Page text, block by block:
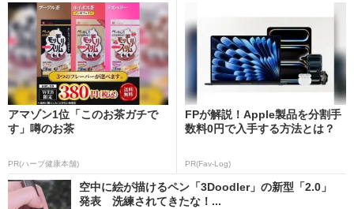
アマゾン1位「このお茶ガチで
す」噂のお茶
PR(ハーブ健康本舗)
FPが解説！Apple製品を分割手
数料0円で入手する方法とは？
PR(Fav-Log)
空中に絵が描けるペン「3Doodler」の新型「2.0」
発表 洗練されてきたな！...